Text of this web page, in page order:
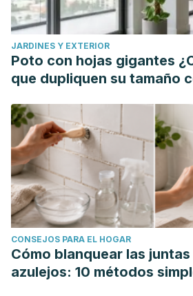
https://www.jrheum.org/content/30/
Sandlund, E.S. & Norlander, T.
Chi Chuan Relaxation and Exercise
and Well-Being: An Overview of
https://link.springer.com/article/
Siu, P. M., Yu, A. P., Chin, E. C., Yu, D.
Fong, D. Y., Wei, G. X., & Irwin, M. R.
Chi or Conventional Exercise on
Aged and Older Adults : A Three-
Controlled Trial.
Annals of Internal
1057.https://
Tsung-Jung, H., Li-Ing, H., Kuo-Wei,
Li, H., Jaung-Geng, L., Wen-Miin, L.,
Jyh, H. & and Shinn-Zong, L. (2014).
JARDINES Y EXTERIOR
Poto con hojas gigantes
que dupliquen su tamaño
CONSEJOS PARA EL HOGAR
Cómo blanquear las
azulejos: 10 métodos